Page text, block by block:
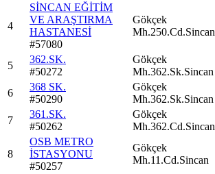
4
SİNCAN EĞİTİM
VE ARAŞTIRMA
HASTANESİ
#57080
Gökçek
Mh.250.Cd.Sincan
5
362.SK.
#50272
Gökçek
Mh.362.Sk.Sincan
6
368 SK.
#50290
Gökçek
Mh.362.Sk.Sincan
7
361.SK.
#50262
Gökçek
Mh.362.Cd.Sincan
8
OSB METRO
İSTASYONU
#50257
Gökçek
Mh.11.Cd.Sincan